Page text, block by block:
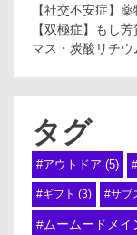
【社交不安症】
【双極症】もし
マス・炭酸リチ
タグ
#アウトドア (5)
#ギフト (3) #サブ
#ムームードメイ